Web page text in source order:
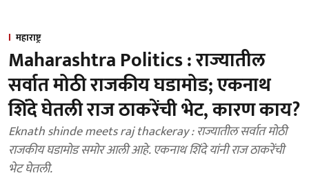
महाराष्ट्र
Maharashtra Politics : राज्यातील
सर्वात मोठी राजकीय घडामोड; एकनाथ
शिंदे घेतली राज ठाकरेंची भेट, कारण काय?
Eknath shinde meets raj thackeray : राज्यातील सर्वात मोठी
राजकीय घडामोड समोर आली आहे. एकनाथ शिंदे यांनी राज ठाकरेंची
भेट घेतली.